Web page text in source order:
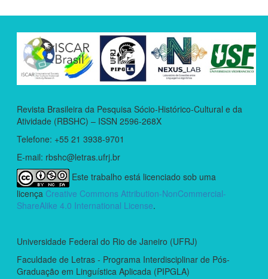
Revista Brasileira da Pesquisa Sócio-Histórico-Cultural e da
Atividade (RBSHC) – ISSN 2596-268X
Telefone: +55 21 3938-9701
E-mail: rbshc@letras.ufrj.br
Este trabalho está licenciado sob uma
licença Creative Commons Attribution-NonCommercial-
ShareAlike 4.0 International License.
Universidade Federal do Rio de Janeiro (UFRJ)
Faculdade de Letras - Programa Interdisciplinar de Pós-
Graduação em Linguística Aplicada (PIPGLA)